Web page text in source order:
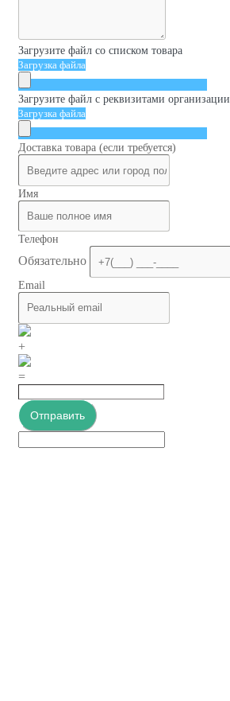
Загрузите файл со списком товара
Загрузка файла
Загрузите файл с реквизитами организации
Загрузка файла
Доставка товара (если требуется)
Имя
Телефон
Обязательно
Email
+
=
Отправить